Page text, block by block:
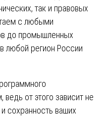
так и правовых
с любыми
до промышленных
любой регион России
от этого зависит не
сохранность ваших